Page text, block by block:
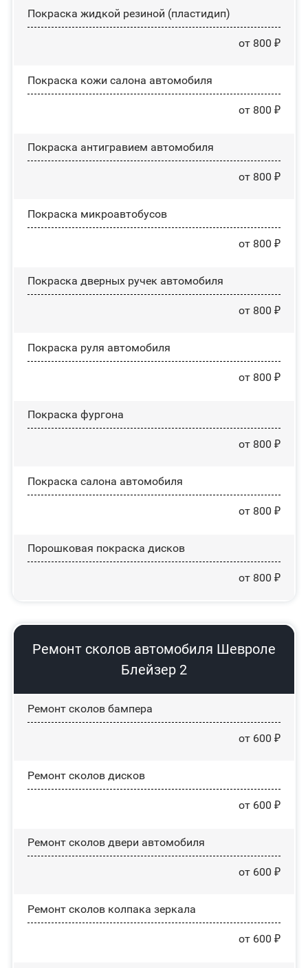
Покраска жидкой резиной (пластидип)
от 800 ₽
Покраска кожи салона автомобиля
от 800 ₽
Покраска антигравием автомобиля
от 800 ₽
Покраска микроавтобусов
от 800 ₽
Покраска дверных ручек автомобиля
от 800 ₽
Покраска руля автомобиля
от 800 ₽
Покраска фургона
от 800 ₽
Покраска салона автомобиля
от 800 ₽
Порошковая покраска дисков
от 800 ₽
Ремонт сколов автомобиля Шевроле
Блейзер 2
Ремонт сколов бампера
от 600 ₽
Ремонт сколов дисков
от 600 ₽
Ремонт сколов двери автомобиля
от 600 ₽
Ремонт сколов колпака зеркала
от 600 ₽